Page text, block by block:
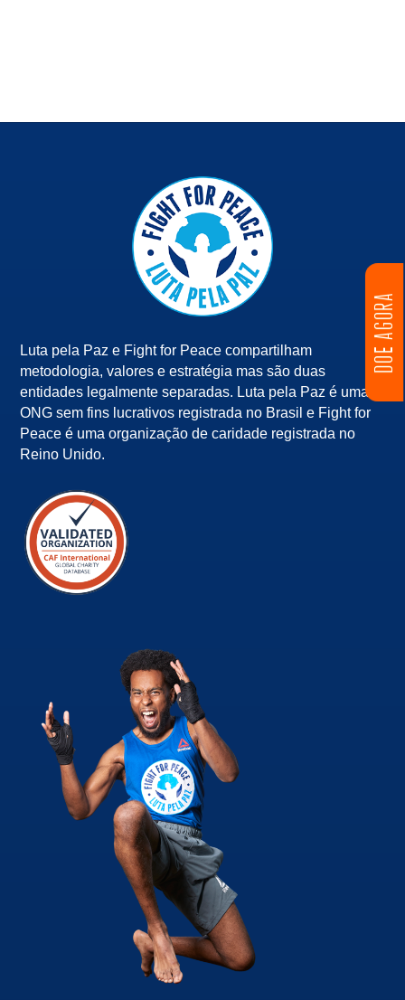
DOE AGORA
Luta pela Paz e Fight for Peace compartilham
metodologia, valores e estratégia mas são duas
entidades legalmente separadas. Luta pela Paz é uma
ONG sem fins lucrativos registrada no Brasil e Fight for
Peace é uma organização de caridade registrada no
Reino Unido.